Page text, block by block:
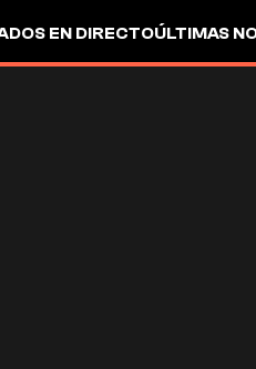
EN DIRECTOÚLTIMAS